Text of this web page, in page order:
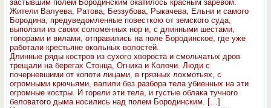
застывшим полем Бородинским окатилось красным заревом.
Жители Валуева, Ратова, Беззубова, Рыкачева, Ельни и самого
Бородина, предуведомленные повесткою от земского суда,
выползли из своих соломенных нор и, с длинными шестами,
топорами и вилами, отправились на поле Бородинское, где уже
работали крестьяне окольных волостей.
Длинные ряды костров из сухого хвороста и смольчатых дров
трещали на берегах Стонца, Огника и Колочи. Люди с
почерневшими от копоти лицами, в грязных лохмотьях, с
огромными крючьями, валили без разбора тела убиенных на эти
огромные костры. И горели эти тела, и густые облака тучного
беловатого дыма носились над полем Бородинским. […]